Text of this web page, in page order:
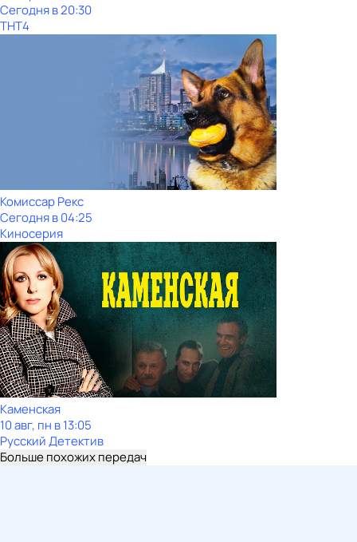
Сегодня в 20:30
ТНТ4
Комиссар Рекс
Сегодня в 04:25
Киносерия
Каменская
10 авг, пн в 13:05
Русский Детектив
Больше похожих передач